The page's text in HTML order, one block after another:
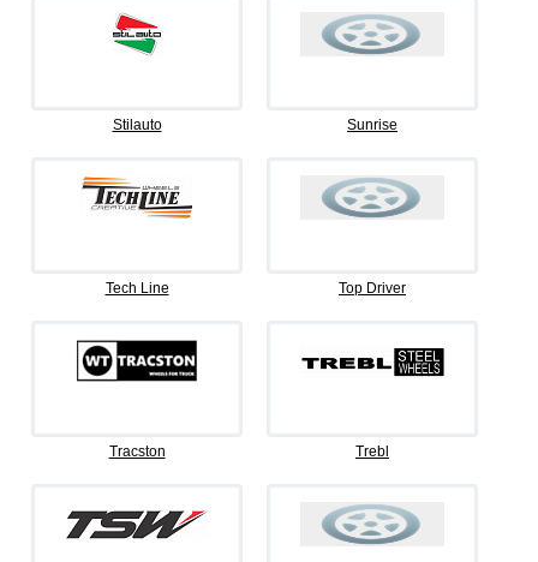
Stilauto Sunrise
Tech Line Top Driver
Tracston Trebl